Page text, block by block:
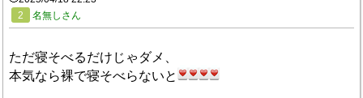
2
名無しさん
ただ寝そべるだけじゃダメ、
本気なら裸で寝そべらないと